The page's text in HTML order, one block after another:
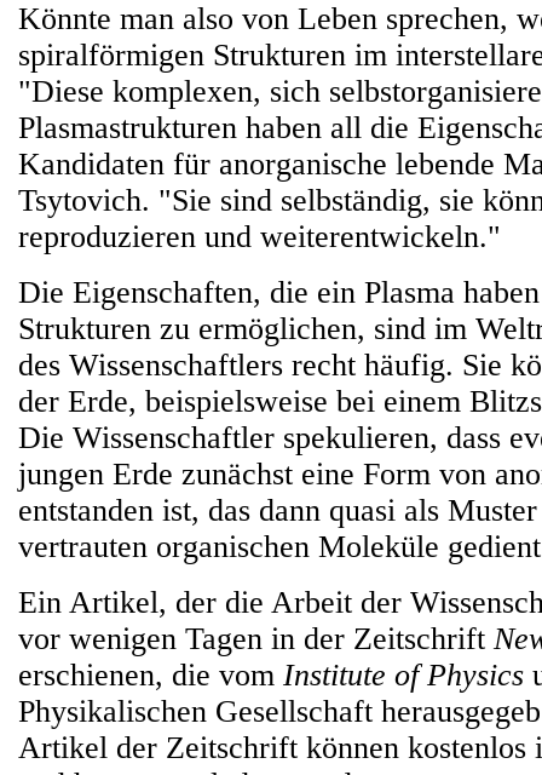
Könnte man also von Leben sprechen,
spiralförmigen Strukturen im
"Diese komplexen, sich
Plasmastrukturen haben all die
Kandidaten für anorganische lebende
Tsytovich. "Sie sind selbständig, sie
reproduzieren und weiterentwickeln."
Die Eigenschaften, die ein Plasma
Strukturen zu ermöglichen, sind im
des Wissenschaftlers recht häufig. Sie
der Erde, beispielsweise bei einem
Die Wissenschaftler spekulieren, dass
jungen Erde zunächst eine Form von
entstanden ist, das dann quasi als
vertrauten organischen Moleküle
Ein Artikel, der die Arbeit der
vor wenigen Tagen in der Zeitschrift
erschienen, die vom Institute of Physics
Physikalischen Gesellschaft
Artikel der Zeitschrift können kostenlos